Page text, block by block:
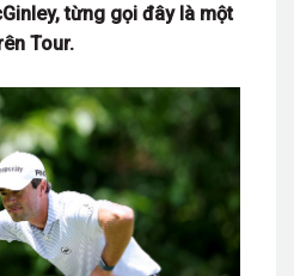
từng gọi đây là một
Tour.